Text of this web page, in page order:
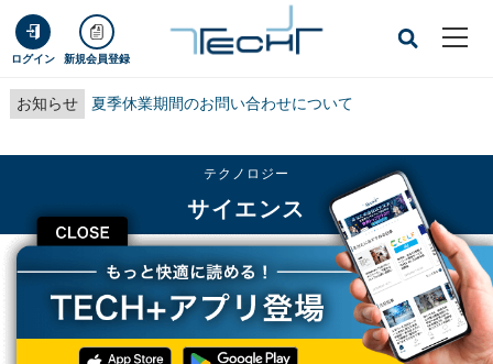
ログイン 新規会員登録
お知らせ 夏季休業期間のお問い合わせについて
CLOSE
テクノロジー
サイエンス
TECH+ テクノロジー
サイエンス
実は世界でも約40人しかいない!? - 「深海パイロット」になるためには?